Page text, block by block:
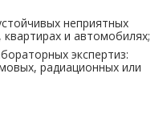
неприятных
и автомобилях;
экспертиз:
радиационных или